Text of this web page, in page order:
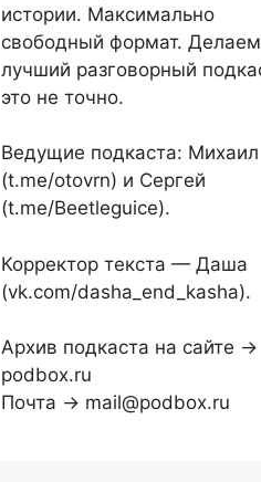
истории. Максимально
свободный формат. Делаем
лучший разговорный
это не точно.
Ведущие подкаста: Михаил
(t.me/otovrn) и Сергей
(t.me/Beetleguice).
Корректор текста — Даша
(vk.com/dasha_end_kasha).
Архив подкаста на сайте →
podbox.ru
Почта → mail@podbox.ru